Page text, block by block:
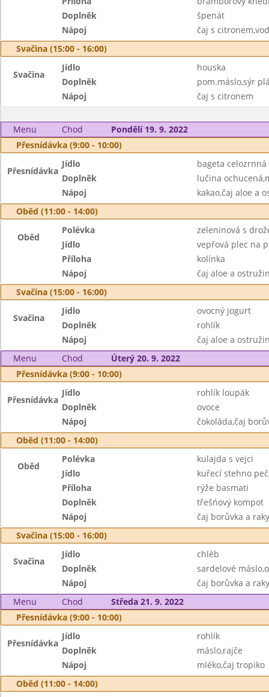
Doplněk
špenát
Nápoj
čaj s
Svačina (15:00 - 16:00)
Svačina
Jídlo
houska
Doplněk
pom.máslo,sýr
Nápoj
čaj s citronem
Menu Chod
Pondělí 19. 9. 2022
Přesnídávka (9:00 - 10:00)
Přesnídávka
Jídlo
bageta celozrnná
Doplněk
lučina
Nápoj
kakao,čaj aloe a
Oběd (11:00 - 14:00)
Oběd
Polévka
zeleninová s
Jídlo
vepřová plec na
Příloha
kolínka
Nápoj
čaj aloe a
Svačina (15:00 - 16:00)
Svačina
Jídlo
ovocný jogurt
Doplněk
rohlík
Nápoj
čaj aloe a
Menu
Chod
Úterý 20. 9. 2022
Přesnídávka (9:00 - 10:00)
Přesnídávka
Jídlo
rohlík loupák
Doplněk
ovoce
Nápoj
čokoláda,čaj
Oběd (11:00 - 14:00)
Oběd
Polévka
kulajda s vejci
Jídlo
kuřecí stehno
Příloha
rýže basmati
Doplněk
třešńový kompot
Nápoj
čaj borůvka a
Svačina (15:00 - 16:00)
Svačina
Jídlo
chléb
Doplněk
sardelové
Nápoj
čaj borůvka a
Menu
Chod
Středa 21. 9. 2022
Přesnídávka (9:00 - 10:00)
Přesnídávka
Jídlo
rohlík
Doplněk
máslo,rajče
Nápoj
mléko,čaj tropiko
Oběd (11:00 - 14:00)